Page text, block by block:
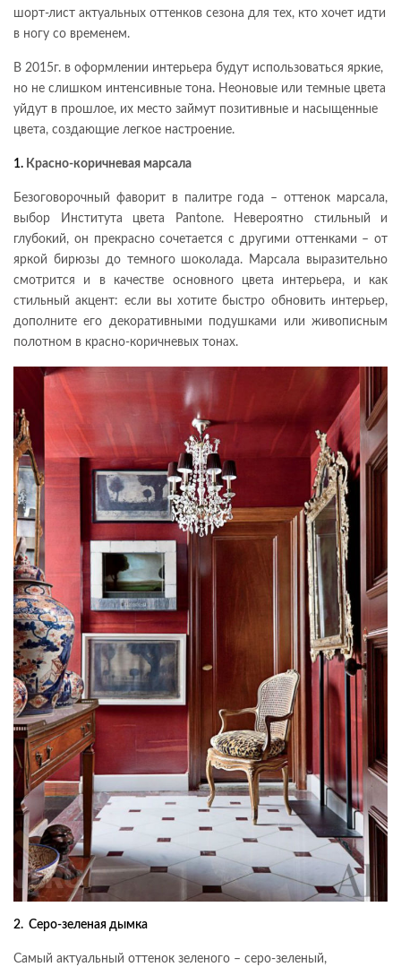
шорт-лист актуальных оттенков сезона для тех, кто хочет идти
в ногу со временем.
В 2015г. в оформлении интерьера будут использоваться яркие,
но не слишком интенсивные тона. Неоновые или темные цвета
уйдут в прошлое, их место займут позитивные и насыщенные
цвета, создающие легкое настроение.
1. Красно-коричневая марсала
Безоговорочный фаворит в палитре года – оттенок марсала,
выбор Института цвета Pantone. Невероятно стильный и
глубокий, он прекрасно сочетается с другими оттенками – от
яркой бирюзы до темного шоколада. Марсала выразительно
смотрится и в качестве основного цвета интерьера, и как
стильный акцент: если вы хотите быстро обновить интерьер,
дополните его декоративными подушками или живописным
полотном в красно-коричневых тонах.
2. Серо-зеленая дымка
Самый актуальный оттенок зеленого – серо-зеленый,